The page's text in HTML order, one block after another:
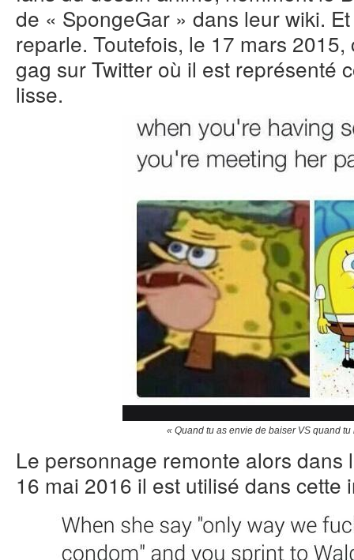
de « SpongeGar » dans leur wiki.
reparle. Toutefois, le 17 mars
gag sur Twitter où il est représenté
lisse.
« Quand tu as envie de baiser VS quand
Le personnage remonte alors dans
16 mai 2016 il est utilisé dans